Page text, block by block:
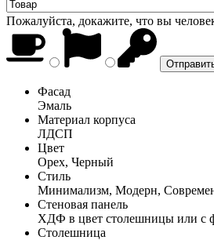
Пожалуйста, докажите, что вы
Фасад
Эмаль
Материал корпуса
ЛДСП
Цвет
Орех, Черный
Стиль
Минимализм, Модерн,
Стеновая панель
ХДФ в цвет столешницы или с
Столешница